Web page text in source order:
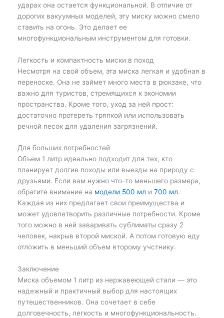
ударах она остается функциональной. В отличие от
дорогих вакуумных моделей, эту миску можно смело
ставить на огонь. Это делает ее
многофункциональным инструментом для готовки.
Легкость и компактность миски в поход
Несмотря на свой объем, эта миска легкая и удобная в
переноске. Она не займет много места в рюкзаке, что
важно для туристов, стремящихся к экономии
пространства. Кроме того, уход за ней прост:
достаточно протереть тряпкой или использовать
речной песок для удаления загрязнений.
Для больших потребностей
Объем 1 литр идеально подходит для тех, кто
планирует долгие походы или выезды на природу с
друзьями. Если вам нужно что-то меньшего размера,
обратите внимание на модели 500 мл и 700 мл.
Каждая из них предлагает свои преимущества и
может удовлетворить различные потребности. Кроме
того можно в ней заваривать сублиматы сразу 2
человек, накрыв второй миской. А потом готовую еду
отложить в меньший объем второму учстнику.
Заключение
Миска объемом 1 литр из нержавеющей стали — это
надежный и практичный выбор для настоящих
путешественников. Она сочетает в себе
долговечность, легкость и многофункциональность.